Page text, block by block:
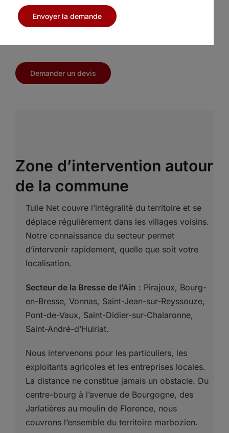
jeunesse. Sur l’église Saint-Martin ou la chapelle
des Couhardes, le patrimoine local témoigne de
Demander un devis
Zone d’intervention autour
de la commune
Tuile Net couvre l’intégralité du territoire et se
déplace régulièrement dans les villages voisins.
Notre connaissance du secteur permet
d’intervenir rapidement, quelle que soit votre
localisation.
Secteur de la Bresse de l’Ain : Pirajoux, Bourg-
en-Bresse, Vonnas, Saint-Jean-sur-Reyssouze,
Pont-de-Vaux, Saint-Didier-sur-Chalaronne,
Saint-André-d’Huiriat.
Nous intervenons pour les particuliers, les
exploitants agricoles et les entreprises locales.
La distance ne constitue jamais un obstacle. Du
centre-bourg à l’avenue de Bourgogne, des
Jarlatières au moulin de Florence, nous
couvrons l’ensemble du territoire marbozien.
Envoyer la demande